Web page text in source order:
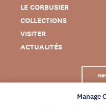
Manage
LE CORBUSIER
COLLECTIONS
VISITER
ACTUALITÉS